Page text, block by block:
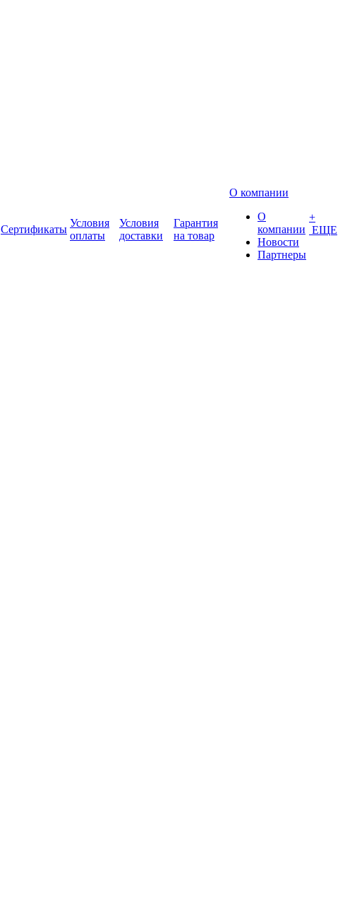
Сертификаты
Условия
оплаты
Условия
доставки
Гарантия
на товар
О компании
О
компании
Новости
Партнеры
+
ЕЩЕ